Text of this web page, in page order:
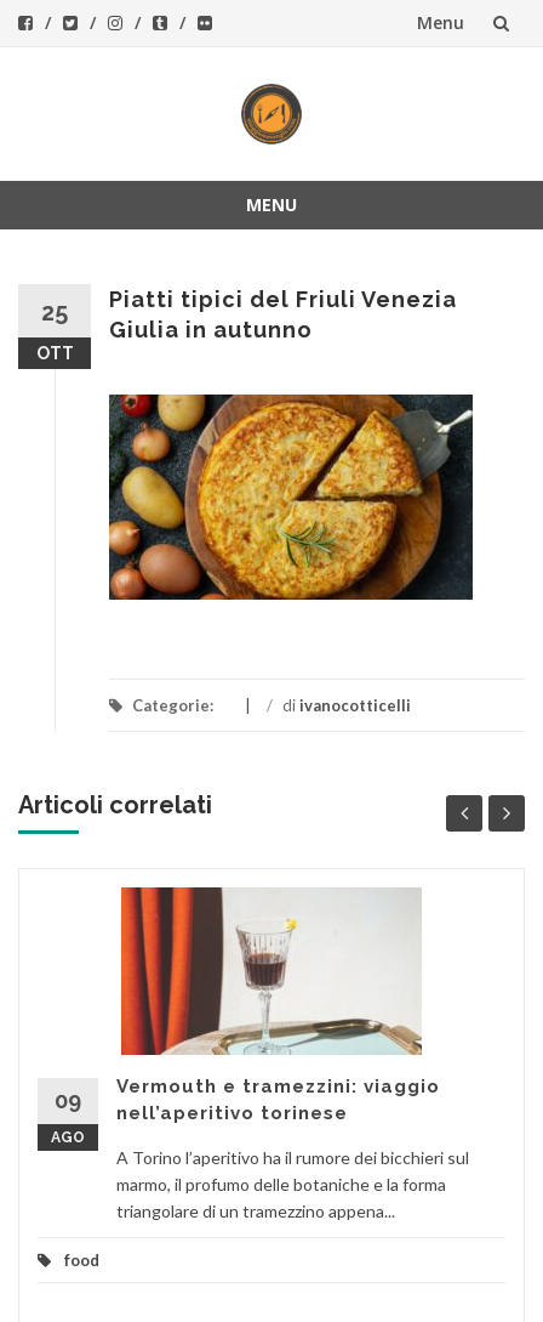
Menu
MENU
25
OTT
Piatti tipici del Friuli Venezia
Giulia in autunno
Categorie: / di ivanocotticelli
Articoli correlati
09
AGO
Vermouth e tramezzini: viaggio
nell’aperitivo torinese
A Torino l’aperitivo ha il rumore dei bicchieri sul
marmo, il profumo delle botaniche e la forma
triangolare di un tramezzino appena...
food